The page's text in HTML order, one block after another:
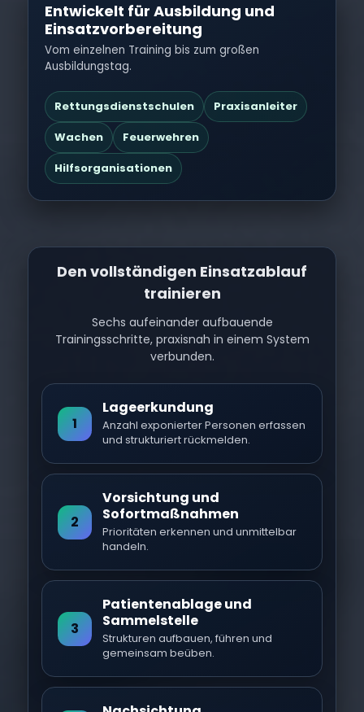
Entwickelt für Ausbildung und
Einsatzvorbereitung
Vom einzelnen Training bis zum großen
Ausbildungstag.
Rettungsdienstschulen
Praxisanleiter
Wachen
Feuerwehren
Hilfsorganisationen
Den vollständigen Einsatzablauf
trainieren
Sechs aufeinander aufbauende
Trainingsschritte, praxisnah in einem System
verbunden.
1
Lageerkundung
Anzahl exponierter Personen erfassen
und strukturiert rückmelden.
2
Vorsichtung und
Sofortmaßnahmen
Prioritäten erkennen und unmittelbar
handeln.
3
Patientenablage und
Sammelstelle
Strukturen aufbauen, führen und
gemeinsam beüben.